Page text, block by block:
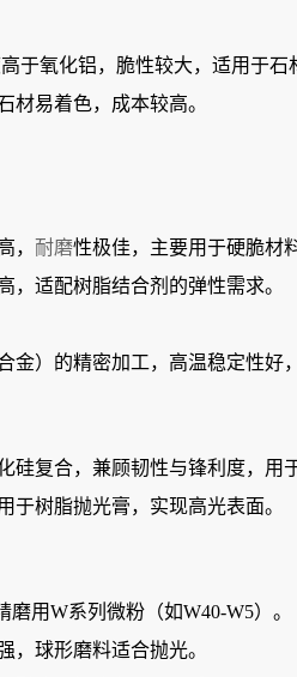
于氧化铝，脆性较大，适用于
材易着色，成本较高‌。
， 耐磨性极佳，主要用于硬脆材
，适配树脂结合剂的弹性需求‌。
金）的精密加工，高温稳定性好
硅复合，兼顾韧性与锋利度，用
于树脂抛光膏，实现高光表面‌。
磨用W系列微粉（如W40-W5）‌。
，球形磨料适合抛光‌。